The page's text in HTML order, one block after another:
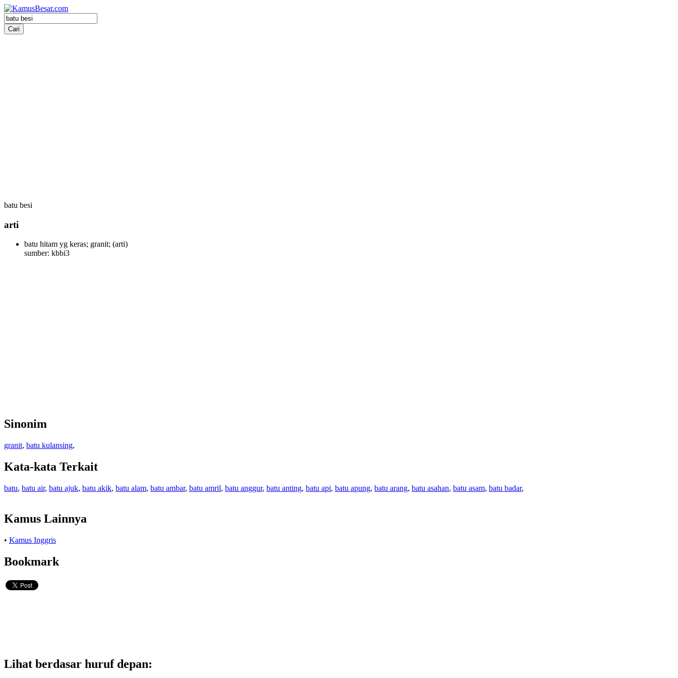
batu besi
arti
batu hitam yg keras; granit; (arti)
sumber: kbbi3
Sinonim
granit, batu kulansing,
Kata-kata Terkait
batu, batu air, batu ajuk, batu akik, batu alam, batu ambar, batu amril, batu anggur, batu anting, batu api, batu apung, batu arang, batu asahan, batu asam, batu badar,
Kamus Lainnya
• Kamus Inggris
Bookmark
Lihat berdasar huruf depan: